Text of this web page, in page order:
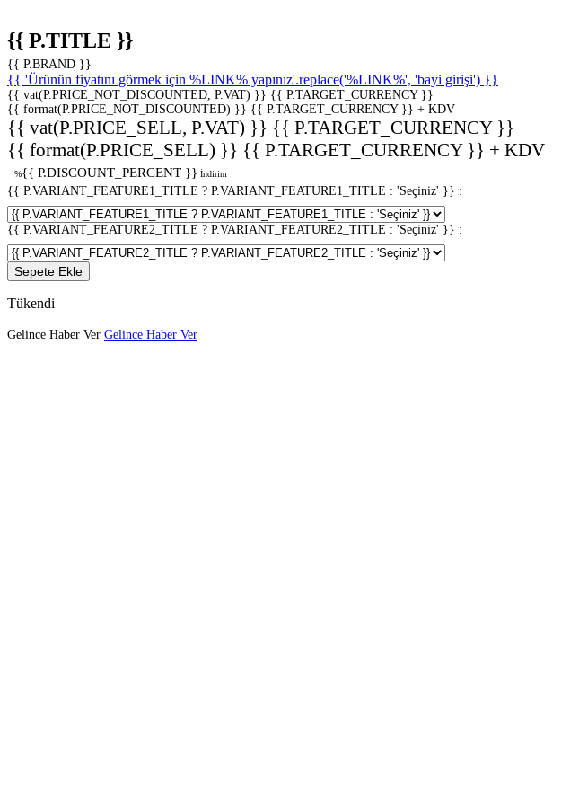
{{ P.TITLE }}
{{ P.BRAND }}
{{ 'Ürünün fiyatını görmek için %LINK% yapınız'.replace('%LINK%', 'bayi girişi') }}
{{ vat(P.PRICE_NOT_DISCOUNTED, P.VAT) }} {{ P.TARGET_CURRENCY }}
{{ format(P.PRICE_NOT_DISCOUNTED) }} {{ P.TARGET_CURRENCY }} + KDV
{{ vat(P.PRICE_SELL, P.VAT) }} {{ P.TARGET_CURRENCY }}
{{ format(P.PRICE_SELL) }} {{ P.TARGET_CURRENCY }} + KDV
%{{ P.DISCOUNT_PERCENT }} İndirim
{{ P.VARIANT_FEATURE1_TITLE ? P.VARIANT_FEATURE1_TITLE : 'Seçiniz' }} :
{{ P.VARIANT_FEATURE2_TITLE ? P.VARIANT_FEATURE2_TITLE : 'Seçiniz' }} :
Sepete Ekle
Tükendi
Gelince Haber Ver Gelince Haber Ver